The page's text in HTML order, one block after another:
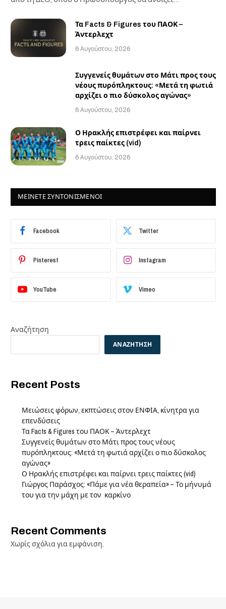
Τα Facts & Figures του ΠΑΟΚ –
Άντερλεχτ
6 Αυγούστου, 2026
Συγγενείς θυμάτων στο Μάτι προς τους
νέους πυρόπληκτους: «Μετά τη φωτιά
αρχίζει ο πιο δύσκολος αγώνας»
6 Αυγούστου, 2026
Ο Ηρακλής επιστρέφει και παίρνει
τρεις παίκτες (vid)
6 Αυγούστου, 2026
ΜΕΙΝΕΤΕ ΣΥΝΤΟΝΙΣΜΕΝΟΙ
Facebook Twitter
Pinterest Instagram
YouTube Vimeo
Αναζήτηση
ΑΝΑΖΉΤΗΣΗ
Recent Posts
Μειώσεις φόρων, εκπτώσεις στον ΕΝΦΙΑ, κίνητρα για
επενδύσεις
Τα Facts & Figures του ΠΑΟΚ – Άντερλεχτ
Συγγενείς θυμάτων στο Μάτι προς τους νέους
πυρόπληκτους: «Μετά τη φωτιά αρχίζει ο πιο δύσκολος
αγώνας»
Ο Ηρακλής επιστρέφει και παίρνει τρεις παίκτες (vid)
Γιώργος Παράσχος: «Πάμε για νέα θεραπεία» – Το μήνυμά
του για την μάχη με τον καρκίνο
Recent Comments
Χωρίς σχόλια για εμφάνιση.